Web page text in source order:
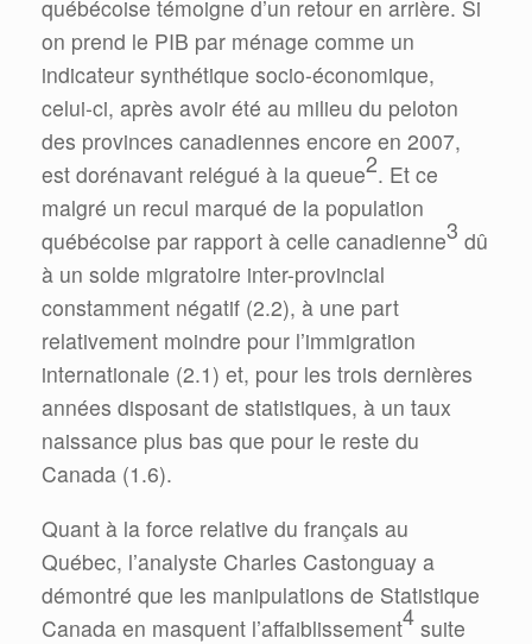
québécoise témoigne d’un retour en arrière. Si
on prend le PIB par ménage comme un
indicateur synthétique socio-économique,
celui-ci, après avoir été au milieu du peloton
des provinces canadiennes encore en 2007,
est dorénavant relégué à la queue2. Et ce
malgré un recul marqué de la population
québécoise par rapport à celle canadienne3 dû
à un solde migratoire inter-provincial
constamment négatif (2.2), à une part
relativement moindre pour l’immigration
internationale (2.1) et, pour les trois dernières
années disposant de statistiques, à un taux
naissance plus bas que pour le reste du
Canada (1.6).
Quant à la force relative du français au
Québec, l’analyste Charles Castonguay a
démontré que les manipulations de Statistique
Canada en masquent l’affaiblissement4 suite